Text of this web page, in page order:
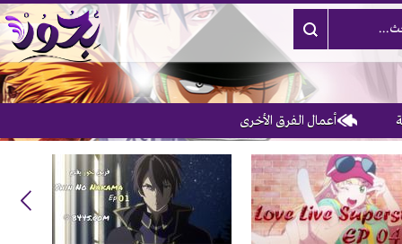
أعمال الفرق الأخرى